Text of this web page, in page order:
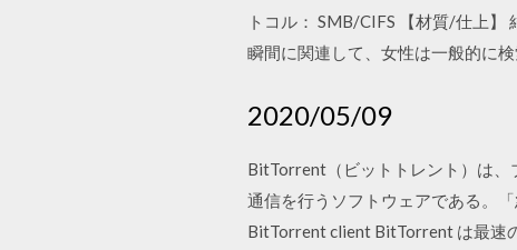
トコル： SMB/CIFS 【材質/仕上
瞬間に関連して、女性は一般的に
2020/05/09
BitTorrent（ビットトレント）は、
通信を行うソフトウェアである。
BitTorrent client BitTorrent は最速